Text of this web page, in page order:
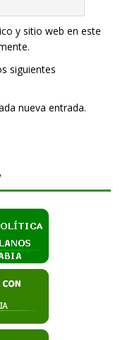
y sitio web en este
siguientes
nueva entrada.